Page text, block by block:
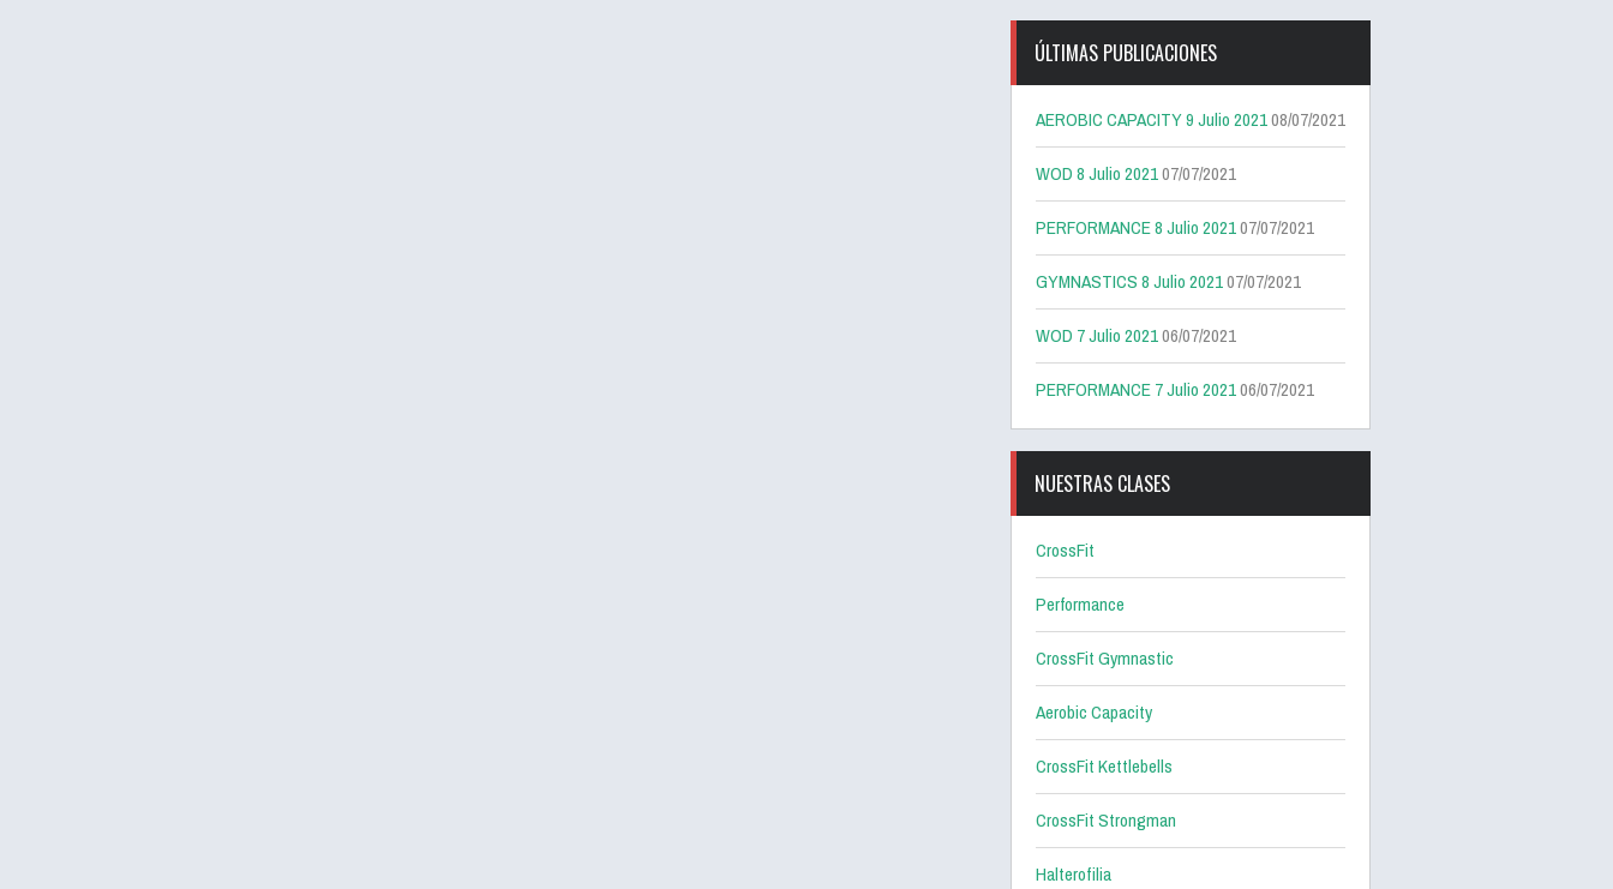
ÚLTIMAS PUBLICACIONES
AEROBIC CAPACITY 9 Julio 202108/07/2021
WOD 8 Julio 202107/07/2021
PERFORMANCE 8 Julio 202107/07/2021
GYMNASTICS 8 Julio 202107/07/2021
WOD 7 Julio 202106/07/2021
PERFORMANCE 7 Julio 202106/07/2021
NUESTRAS CLASES
CrossFit
Performance
CrossFit Gymnastic
Aerobic Capacity
CrossFit Kettlebells
CrossFit Strongman
Halterofilia